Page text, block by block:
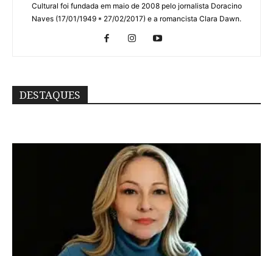
Cultural foi fundada em maio de 2008 pelo jornalista Doracino
Naves (17/01/1949 * 27/02/2017) e a romancista Clara Dawn.
DESTAQUES